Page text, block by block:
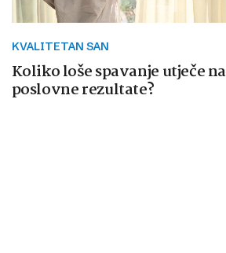
KVALITETAN SAN
Koliko loše spavanje utječe na
poslovne rezultate?